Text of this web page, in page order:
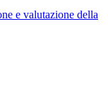
e valutazione della